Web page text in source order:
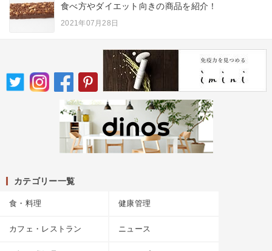
食べ方やダイエット向きの商品を紹介！
2021年07月28日
カテゴリー一覧
食・料理 健康管理
カフェ・レストラン ニュース